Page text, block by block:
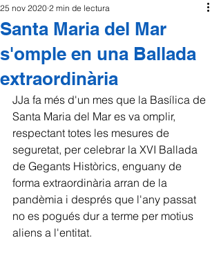
Santa Maria del Mar
s'omple en una Ballada
extraordinària
25 nov 2020 2 min de lectura
JJa fa més d'un mes que la Basílica de
Santa Maria del Mar es va omplir,
respectant totes les mesures de
seguretat, per celebrar la XVI Ballada
de Gegants Històrics, enguany de
forma extraordinària arran de la
pandèmia i després que l'any passat
no es pogués dur a terme per motius
aliens a l'entitat.